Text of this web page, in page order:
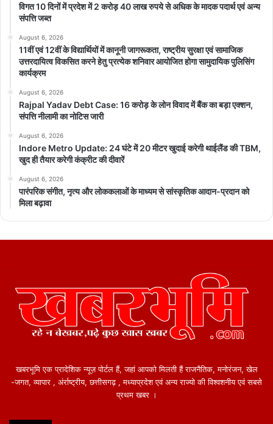
विगत 10 दिनों में प्रदेश में 2 करोड़ 40 लाख रुपये से अधिक के मादक पदार्थ एवं अन्य
संपत्ति जब्त
August 6, 2026
11वीं एवं 12वीं के विद्यार्थियों में कानूनी जागरूकता, राष्ट्रीय सुरक्षा एवं सामाजिक
उत्तरदायित्व विकसित करने हेतु प्रत्येक शनिवार आयोजित होगा सामुदायिक पुलिसिंग
कार्यक्रम
August 6, 2026
Rajpal Yadav Debt Case: 16 करोड़ के लोन विवाद में बैंक का बड़ा एक्शन,
संपत्ति नीलामी का नोटिस जारी
August 6, 2026
Indore Metro Update: 24 घंटे में 20 मीटर खुदाई करेगी थाईलैंड की TBM,
खुद ही तैयार करेगी कंक्रीट की दीवारें
August 6, 2026
पारंपरिक संगीत, नृत्य और लोककलाओं के माध्यम से सांस्कृतिक आदान-प्रदान को
मिला बढ़ावा
खबरभूमि एक प्रादेशिक न्यूज़ पोर्टल हैं, जहां आपको मिलती हैं राजनैतिक, मनोरंजन, खेल
-जगत, व्यापार , अंर्राष्ट्रीय, छत्तीसगढ़ , मध्याप्रदेश एवं अन्य राज्यो की विश्वशनीय एवं सबसे
प्रथम खबर ।